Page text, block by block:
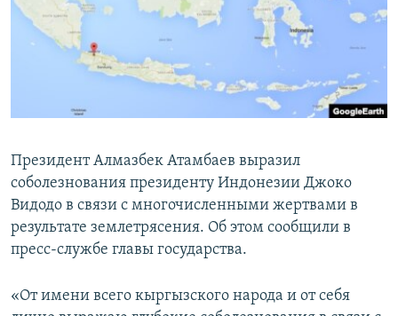
Президент Алмазбек Атамбаев выразил
соболезнования президенту Индонезии Джоко
Видодо в связи с многочисленными жертвами в
результате землетрясения. Об этом сообщили в
пресс-службе главы государства.
«От имени всего кыргызского народа и от себя